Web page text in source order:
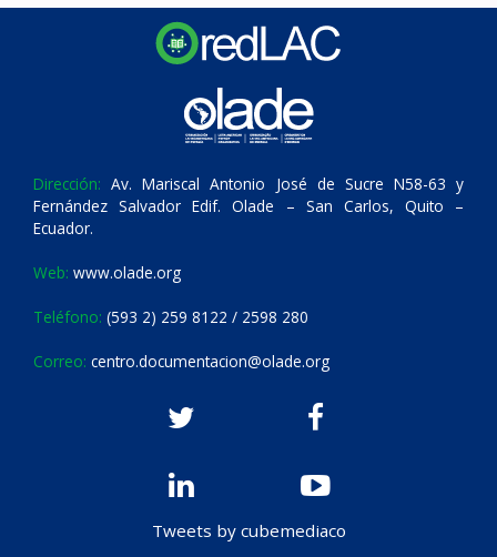
Dirección: Av. Mariscal Antonio José de Sucre N58-63 y
Fernández Salvador Edif. Olade – San Carlos, Quito –
Ecuador.
Web: www.olade.org
Teléfono: (593 2) 259 8122 / 2598 280
Correo: centro.documentacion@olade.org
Tweets by cubemediaco